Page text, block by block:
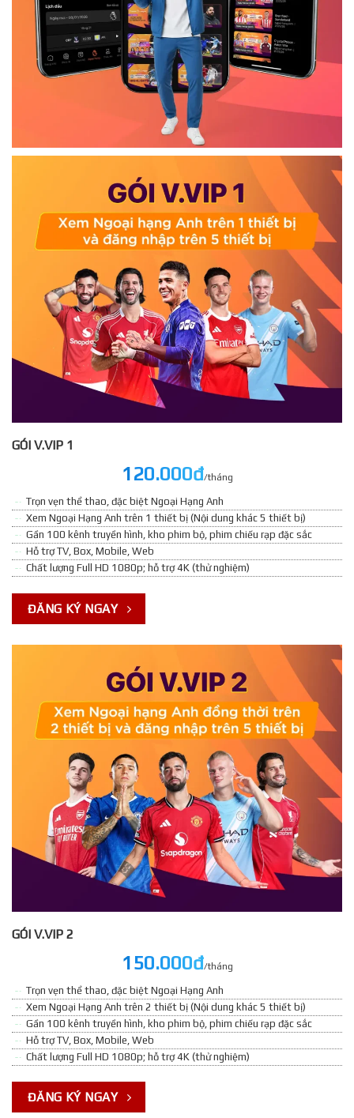
GÓI V.VIP 1
120.000đ/tháng
Trọn vẹn thể thao, đặc biệt Ngoại Hạng Anh
Xem Ngoại Hạng Anh trên 1 thiết bị (Nội dung khác 5 thiết bị)
Gần 100 kênh truyền hình, kho phim bộ, phim chiếu rạp đặc sắc
Hỗ trợ TV, Box, Mobile, Web
Chất lượng Full HD 1080p; hỗ trợ 4K (thử nghiệm)
ĐĂNG KÝ NGAY
GÓI V.VIP 2
150.000đ/tháng
Trọn vẹn thể thao, đặc biệt Ngoại Hạng Anh
Xem Ngoại Hạng Anh trên 2 thiết bị (Nội dung khác 5 thiết bị)
Gần 100 kênh truyền hình, kho phim bộ, phim chiếu rạp đặc sắc
Hỗ trợ TV, Box, Mobile, Web
Chất lượng Full HD 1080p; hỗ trợ 4K (thử nghiệm)
ĐĂNG KÝ NGAY